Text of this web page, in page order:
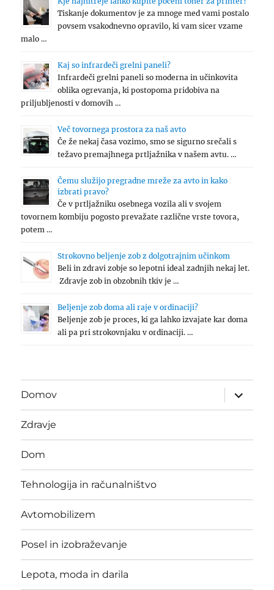
Tiskanje dokumentov je za mnoge med vami postalo
povsem vsakodnevno opravilo, ki vam sicer vzame
malo …
Kaj so infrardeči grelni paneli?
Infrardeči grelni paneli so moderna in učinkovita
oblika ogrevanja, ki postopoma pridobiva na
priljubljenosti v domovih …
Več tovornega prostora za naš avto
Če že nekaj časa vozimo, smo se sigurno srečali s
težavo premajhnega prtljažnika v našem avtu. …
Čemu služijo pregradne mreže za avto in kako
izbrati pravo?
Če v prtljažniku osebnega vozila ali v svojem
tovornem kombiju pogosto prevažate različne vrste tovora,
potem …
Strokovno beljenje zob z dolgotrajnim učinkom
Beli in zdravi zobje so lepotni ideal zadnjih nekaj let.
Zdravje zob in obzobnih tkiv je …
Beljenje zob doma ali raje v ordinaciji?
Beljenje zob je proces, ki ga lahko izvajate kar doma
ali pa pri strokovnjaku v ordinaciji. …
Domov
expand
child
menu
Zdravje
Dom
Tehnologija in računalništvo
Avtomobilizem
Posel in izobraževanje
Lepota, moda in darila